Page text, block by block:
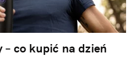
co kupić na dzień